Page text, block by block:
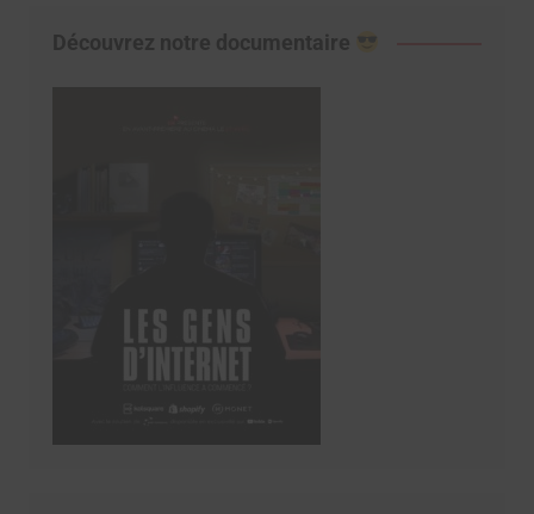
Découvrez notre documentaire